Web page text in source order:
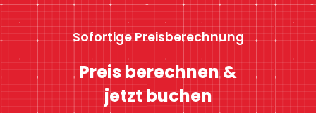
Sofortige Preisberechnung